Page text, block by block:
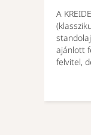
A
ajánlott
felvitel,